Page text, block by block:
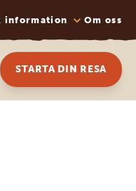
information Om oss
STARTA DIN RESA